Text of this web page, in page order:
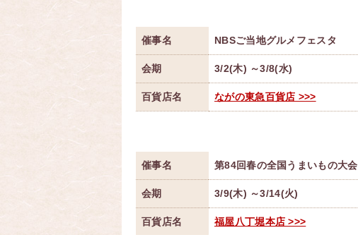
催事名 NBSご当地グルメフェスタ
会期 3/2(木) ～3/8(水)
百貨店名 ながの東急百貨店 >>>
催事名 第84回春の全国うまいもの大会
会期 3/9(木) ～3/14(火)
百貨店名 福屋八丁堀本店 >>>